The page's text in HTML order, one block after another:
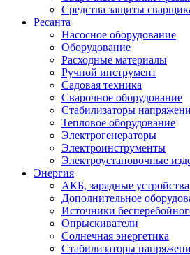
Средства защиты
Ресанта
Насосное оборудование
Оборудование
Расходные материалы
Ручной инструмент
Садовая техника
Сварочное оборудование
Стабилизаторы
Тепловое оборудование
Электрогенераторы
Электроинструменты
Электроустановочные
Энергия
АКБ, зарядные устройства
Дополнительное
Источники
Опрыскиватели
Солнечная энергетика
Стабилизаторы